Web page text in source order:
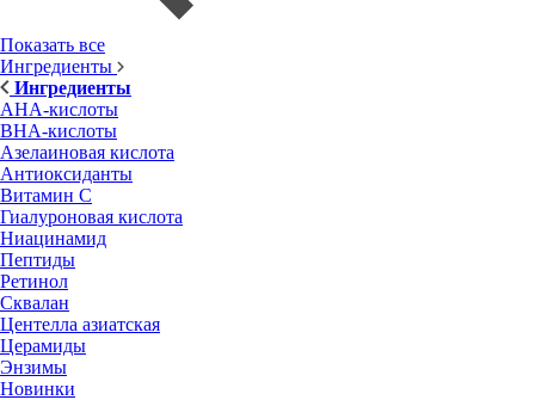
Показать все
Ингредиенты
Ингредиенты
AHA-кислоты
BHA-кислоты
Азелаиновая кислота
Антиоксиданты
Витамин С
Гиалуроновая кислота
Ниацинамид
Пептиды
Ретинол
Сквалан
Центелла азиатская
Церамиды
Энзимы
Новинки